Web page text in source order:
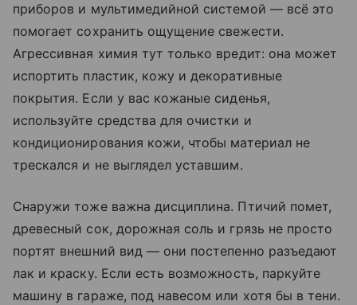
приборов и мультимедийной системой — всё это
помогает сохранить ощущение свежести.
Агрессивная химия тут только вредит: она может
испортить пластик, кожу и декоративные
покрытия. Если у вас кожаные сиденья,
используйте средства для очистки и
кондиционирования кожи, чтобы материал не
трескался и не выглядел уставшим.
Снаружи тоже важна дисциплина. Птичий помет,
древесный сок, дорожная соль и грязь не просто
портят внешний вид — они постепенно разъедают
лак и краску. Если есть возможность, паркуйте
машину в гараже, под навесом или хотя бы в тени.